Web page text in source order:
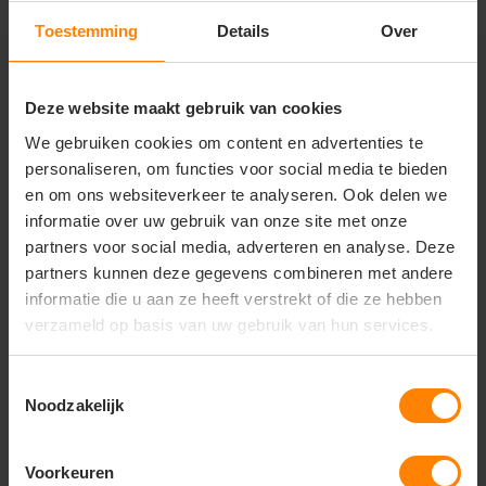
Toestemming Details Over
Deze website maakt gebruik van cookies
We gebruiken cookies om content en advertenties te
personaliseren, om functies voor social media te bieden
en om ons websiteverkeer te analyseren. Ook delen we
informatie over uw gebruik van onze site met onze
partners voor social media, adverteren en analyse. Deze
partners kunnen deze gegevens combineren met andere
informatie die u aan ze heeft verstrekt of die ze hebben
verzameld op basis van uw gebruik van hun services.
Noodzakelijk
Voorkeuren
en zacht gekamd ringgesponnen katoen
Pasvorm:Modieus getailleerde damespasvorm
(Ladies fit) voor een stijlvolle en comfortabele
uitstraling
Duurzaamheid:
Hoogwaardige afwerking van de
naden en boorden voor een lange levensduur en
optimaal vormbehoud
Afwerking:Gladde textuur die een superieur
resultaat garandeert bij zowel bedrukken als
borduren
Vragen? Neem contact